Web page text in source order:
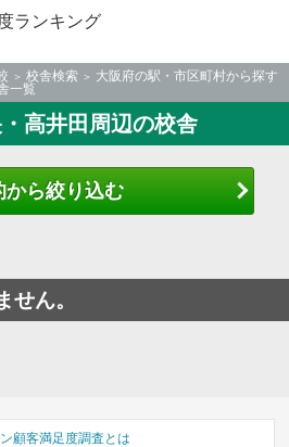
ランキング
校舎検索
大阪府の駅・市区町村から探す
一覧
高井田周辺の校舎
から絞り込む
せん。
顧客満足度調査とは